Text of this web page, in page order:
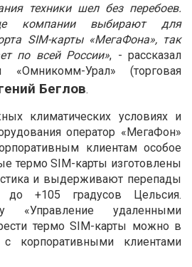
техники шел без перебоев.
компании выбирают для
SIM-карты «МегаФона», так
по всей России», - рассказал
«Омникомм-Урал» (торговая
Беглов.
климатических условиях и
оператор «МегаФон»
клиентам особое
термо SIM-карты изготовлены
и выдерживают перепады
до +105 градусов Цельсия.
«Управление удаленными
термо SIM-карты можно в
корпоративными клиентами